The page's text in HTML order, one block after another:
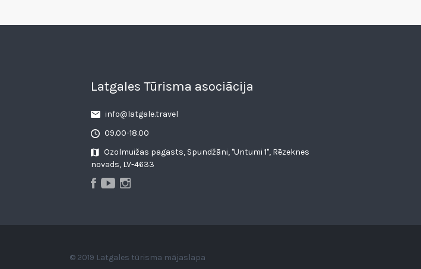
Latgales Tūrisma asociācija
info@latgale.travel
09.00-18.00
Ozolmuižas pagasts, Spundžāni, "Untumi 1", Rēzeknes
novads, LV-4633
© 2019 Latgales tūrisma mājaslapa